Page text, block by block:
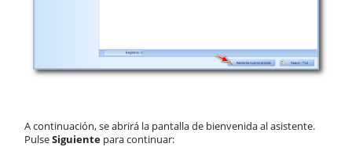
A continuación, se abrirá la pantalla de bienvenida al asistente.
PulseSiguiente para continuar: